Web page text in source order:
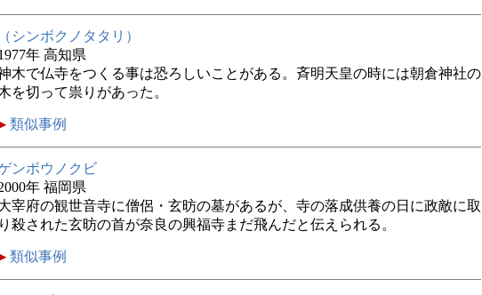
（シンボクノタタリ）
年 高知県
木で仏寺をつくる事は恐ろしいことがある。斉明天皇の時には朝倉神社の
を切って祟りがあった。
類似事例
ンボウノクビ
年 福岡県
宰府の観世音寺に僧侶・玄昉の墓があるが、寺の落成供養の日に政敵に取
り殺された玄昉の首が奈良の興福寺まだ飛んだと伝えられる。
類似事例